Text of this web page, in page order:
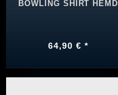
BOWLING SHIRT HEMD
64,90 € *